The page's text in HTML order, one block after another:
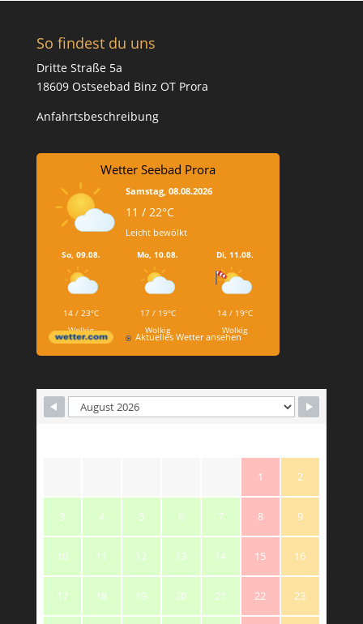
So findest du uns
Dritte Straße 5a
18609 Ostseebad Binz OT Prora
Anfahrtsbeschreibung
Wetter Seebad Prora
Samstag, 08.08.2026
11 / 22°C
Leicht bewölkt
So, 09.08.
14 / 23°C
Wolkig
Mo, 10.08.
17 / 19°C
Wolkig
Di, 11.08.
14 / 19°C
Wolkig
Aktuelles Wetter ansehen
1 2
3 4 5 6 7 8 9
10 11 12 13 14 15 16
17 18 19 20 21 22 23